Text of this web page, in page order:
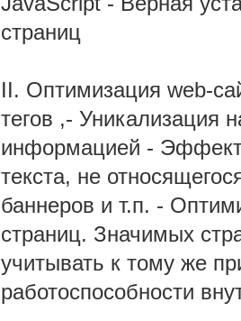
страниц
II. Оптимизация web-
тегов ,- Уникализация
информацией -
текста, не
баннеров и т.п. -
страниц. Значимых
учитывать к тому же
работоспособности